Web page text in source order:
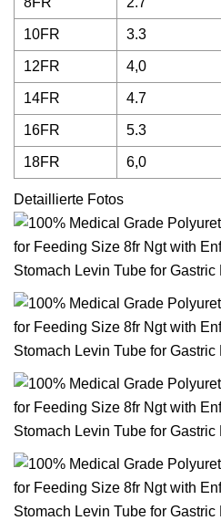
10FR 3.3
12FR 4,0
14FR 4.7
16FR 5.3
18FR 6,0
Detaillierte Fotos